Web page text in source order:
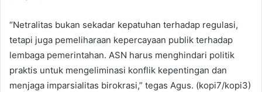
“Netralitas bukan sekadar kepatuhan terhadap regulasi,
tetapi juga pemeliharaan kepercayaan publik terhadap
lembaga pemerintahan. ASN harus menghindari politik
praktis untuk mengeliminasi konflik kepentingan dan
menjaga imparsialitas birokrasi,” tegas Agus. (kopi7/kopi3)